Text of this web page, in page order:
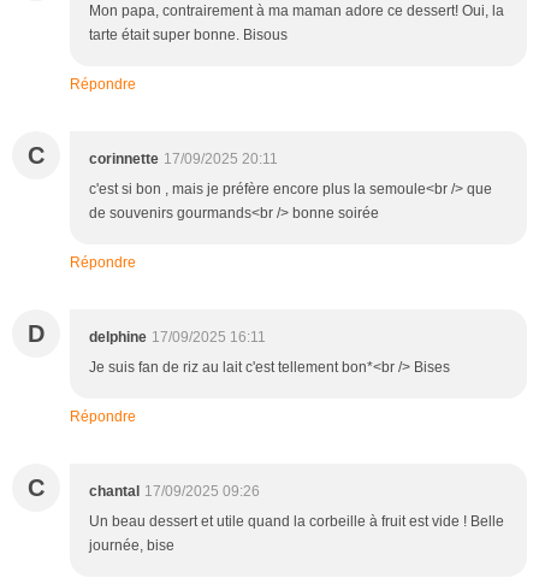
Mon papa, contrairement à ma maman adore ce dessert! Oui, la
tarte était super bonne. Bisous
Répondre
C corinnette 17/09/2025 20:11
c'est si bon , mais je préfère encore plus la semoule<br /> que
de souvenirs gourmands<br /> bonne soirée
Répondre
D delphine 17/09/2025 16:11
Je suis fan de riz au lait c'est tellement bon*<br /> Bises
Répondre
C chantal 17/09/2025 09:26
Un beau dessert et utile quand la corbeille à fruit est vide ! Belle
journée, bise